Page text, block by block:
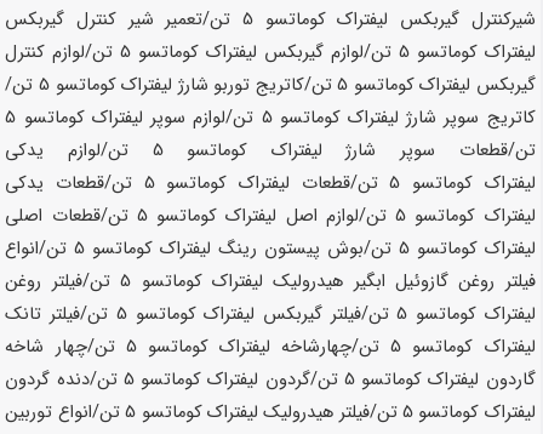
شیرکنترل گیربکس لیفتراک کوماتسو
/تعمیر شیر کنترل گیربکس
لیفتراک کوماتسو 5 تن /لوازم گیربکس لیفتراک کوماتسو
/لوازم کنترل
گیربکس لیفتراک کوماتسو
/کاتریج توربو شارژ لیفتراک کوماتسو 5 تن
/
کاتریج سوپر شارژ لیفتراک کوماتسو 5 تن /لوازم سوپر لیفتراک کوماتسو 5
تن/قطعات سوپر شارژ لیفتراک کوماتسو 5 تن
/لوازم یدکی
لیفتراک کوماتسو
/قطعات لیفتراک کوماتسو 5 تن
/قطعات یدکی
لیفتراک کوماتسو
/لوازم اصل لیفتراک کوماتسو 5 تن
/قطعات اصلی
لیفتراک کوماتسو 5 تن /بوش پیستون رینگ لیفتراک کوماتسو
/انواع
فیلتر روغن گازوئیل ابگیر هیدرولیک لیفتراک کوماتسو
/فیلتر روغن
لیفتراک کوماتسو
/فیلتر گیربکس لیفتراک کوماتسو 5 تن
/فیلتر تانک
لیفتراک کوماتسو
/چهارشاخه لیفتراک کوماتسو 5 تن
/چهار شاخه
گاردون لیفتراک کوماتسو 5 تن /گردون لیفتراک کوماتسو 5 تن
/دنده گردون
لیفتراک کوماتسو 5 تن /فیلتر هیدرولیک لیفتراک کوماتسو
/انواع توربین